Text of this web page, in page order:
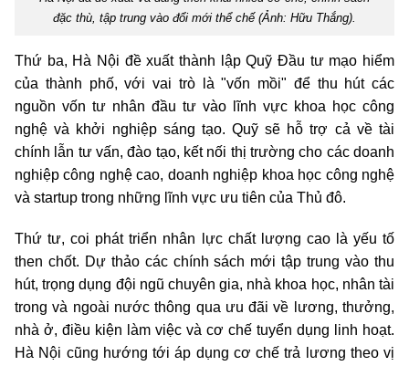
đặc thù, tập trung vào đổi mới thể chế (Ảnh: Hữu Thắng).
Thứ ba, Hà Nội đề xuất thành lập Quỹ Đầu tư mạo hiểm
của thành phố, với vai trò là "vốn mồi" để thu hút các
nguồn vốn tư nhân đầu tư vào lĩnh vực khoa học công
nghệ và khởi nghiệp sáng tạo. Quỹ sẽ hỗ trợ cả về tài
chính lẫn tư vấn, đào tạo, kết nối thị trường cho các doanh
nghiệp công nghệ cao, doanh nghiệp khoa học công nghệ
và startup trong những lĩnh vực ưu tiên của Thủ đô.
Thứ tư, coi phát triển nhân lực chất lượng cao là yếu tố
then chốt. Dự thảo các chính sách mới tập trung vào thu
hút, trọng dụng đội ngũ chuyên gia, nhà khoa học, nhân tài
trong và ngoài nước thông qua ưu đãi về lương, thưởng,
nhà ở, điều kiện làm việc và cơ chế tuyển dụng linh hoạt.
Hà Nội cũng hướng tới áp dụng cơ chế trả lương theo vị